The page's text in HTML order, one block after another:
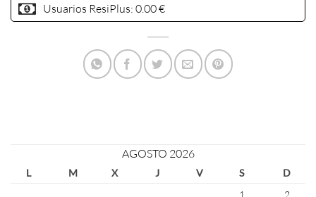
Usuarios ResiPlus: 0.00 €
AGOSTO 2026
L M X J V S
D